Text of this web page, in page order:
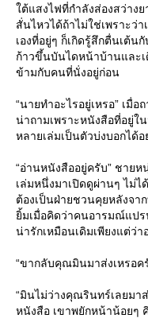
ใต้แสงไฟที่กำลังส่องสว่าง
สั่นไหวได้ถ้าไม่ใช่เพราะว่
เองที่อยู่ๆ ก็เกิดรู้สึกตื่นเต้น
ก้าวขึ้นบันไดหน้าบ้านและเ
ข้ามกับคนที่นั่งอยู่ก่อน
“นายทำอะไรอยู่เหรอ” เมื่
น่าถามเพราะหนังสือที่อยู่ใ
หลายเล่มเป็นตัวบ่งบอกได้อ
“อ่านหนังสืออยู่ครับ” ชาย
เล่มหนึ่งมาเปิดดูผ่านๆ ไม่ไ
ต้องเป็นฝ่ายชวนคุยหลังจา
ยิ้มเมื่อคิดว่าคนอารมณ์แป
น่ารักเหมือนเดิมเพียงแต่ว่า
“ขากลับคุณมินมาส่งเหรอค
“มินไม่ว่างคุณรินทร์เลยมา
หนังสือ เขาพยักหน้าน้อยๆ